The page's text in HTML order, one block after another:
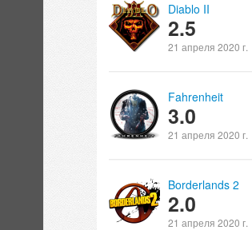
Diablo II
2.5
21 апреля 2020 г.
Fahrenheit
3.0
21 апреля 2020 г.
Borderlands 2
2.0
21 апреля 2020 г.